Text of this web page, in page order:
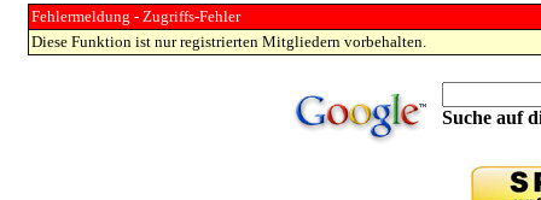
Fehlermeldung - Zugriffs-Fehler
Diese Funktion ist nur registrierten Mitgliedern vorbehalten.
Suche auf